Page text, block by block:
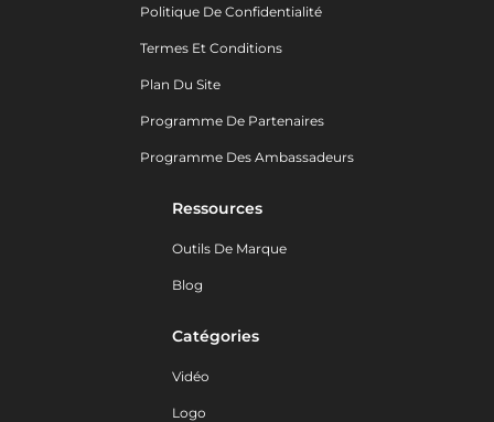
Politique De Confidentialité
Termes Et Conditions
Plan Du Site
Programme De Partenaires
Programme Des Ambassadeurs
Ressources
Outils De Marque
Blog
Catégories
Vidéo
Logo